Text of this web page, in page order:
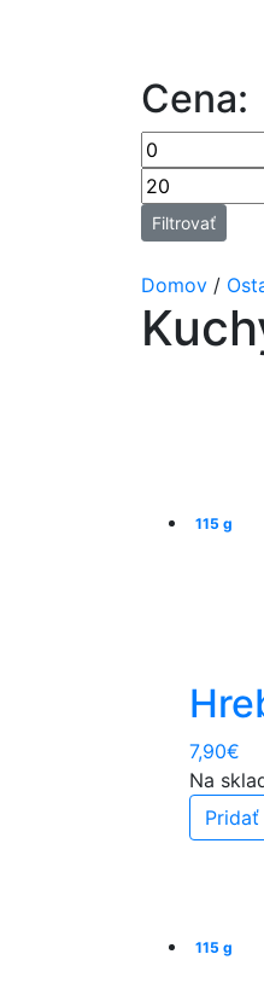
Cena:
Filtrovať
Domov /
115 g
7,90€
Na
115 g